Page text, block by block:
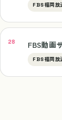
FBS福岡放
FBS動画
FBS福岡放